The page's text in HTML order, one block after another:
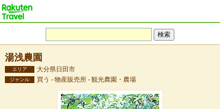
湯浅農園
エリア 大分県日田市
ジャンル 買う - 物産販売所 - 観光農園・農場